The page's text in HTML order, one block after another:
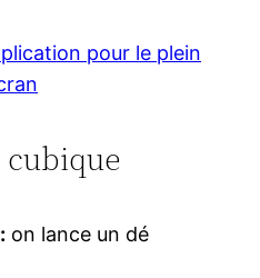
pour le plein
cubique
on lance un dé